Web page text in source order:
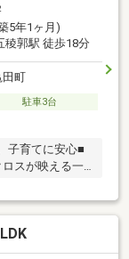
5年1ヶ月)
稜郭駅 徒歩18分
田町
駐車3台
子育てに安心■
スが映える一
・・・11分 ▼▼
▼▼ ＜探し始
ス(0.5h~) 詳
ださい。